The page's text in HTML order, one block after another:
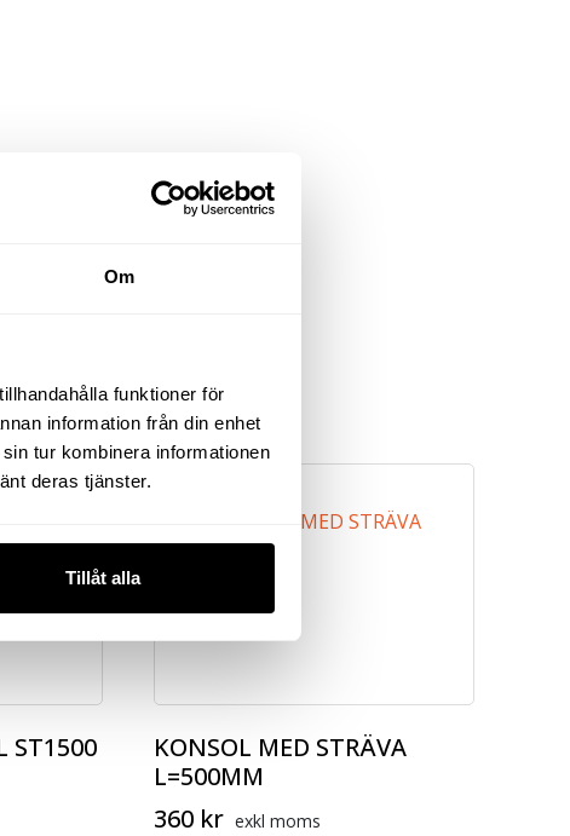
Om
funktioner för
information från din enhet
tur kombinera informationen
deras tjänster.
Tillåt alla
ST1500
KONSOL MED STRÄVA
L=500MM
360 kr exkl moms